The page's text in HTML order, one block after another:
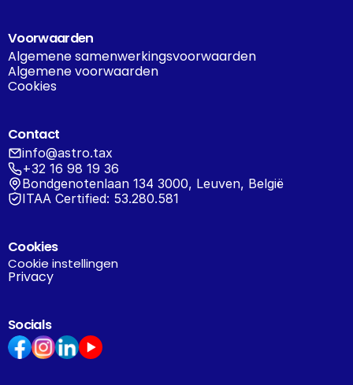
Voorwaarden
Algemene samenwerkingsvoorwaarden
Algemene voorwaarden
Cookies
Contact
info@astro.tax
+32 16 98 19 36
Bondgenotenlaan 134 3000, Leuven, België
ITAA Certified: 53.280.581
Cookies
Cookie instellingen
Privacy
Socials